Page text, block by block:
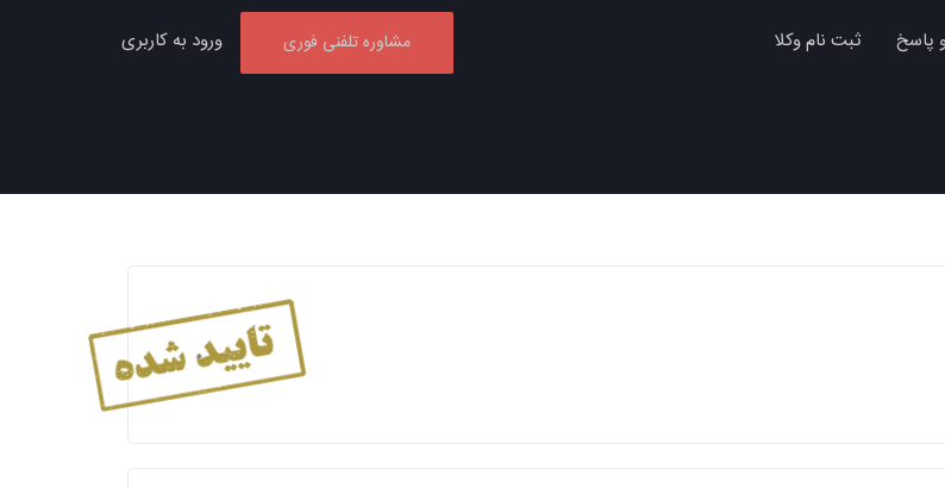
پاسخ ثبت نام وکلا مشاوره تلفنی فوری ورود به کاربری